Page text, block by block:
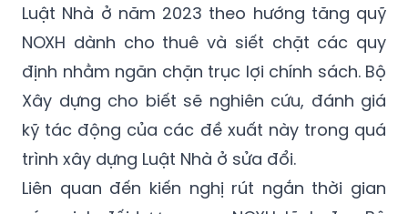
Luật Nhà ở năm 2023 theo hướng tăng quỹ
NOXH dành cho thuê và siết chặt các quy
định nhằm ngăn chặn trục lợi chính sách. Bộ
Xây dựng cho biết sẽ nghiên cứu, đánh giá
kỹ tác động của các đề xuất này trong quá
trình xây dựng Luật Nhà ở sửa đổi.
Liên quan đến kiến nghị rút ngắn thời gian